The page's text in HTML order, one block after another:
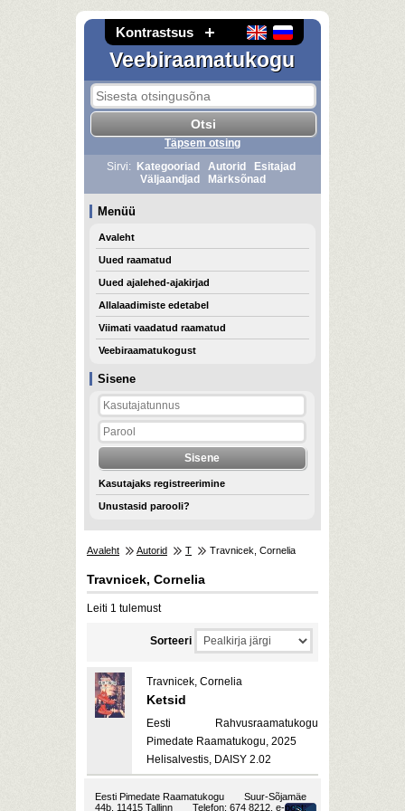
Kontrastsus
Veebiraamatukogu
Sisene
Kasutajaks registreerimine
Unustasid parooli?
Täpsem otsing
Sirvi:
Kategooriad Autorid
Esitajad
Väljaandjad
Märksõnad
Menüü
Avaleht
Uued raamatud
Uued ajalehed-ajakirjad
Allalaadimiste edetabel
Viimati vaadatud raamatud
Veebiraamatukogust
Avaleht Autorid T Travnicek, Cornelia
Travnicek, Cornelia
Leiti 1 tulemust
Sorteeri
Travnicek, Cornelia
Ketsid
Eesti Rahvusraamatukogu
Pimedate Raamatukogu, 2025
Helisalvestis, DAISY 2.02
Eesti Pimedate Raamatukogu
Suur-Sõjamäe
44b, 11415 Tallinn
Telefon: 674 8212, e-post: